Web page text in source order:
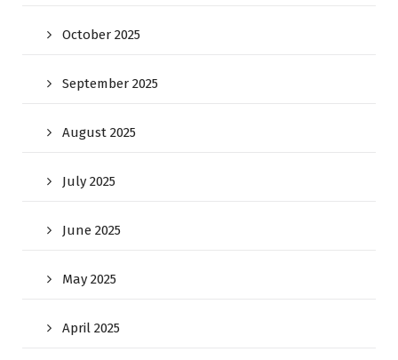
October 2025
September 2025
August 2025
July 2025
June 2025
May 2025
April 2025